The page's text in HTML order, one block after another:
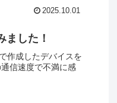
2025.10.01
ました！
作成したデバイスを
信速度で不満に感